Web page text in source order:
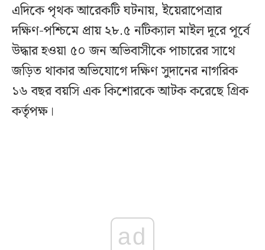
এদিকে পৃথক আরেকটি ঘটনায়, ইয়েরাপেত্রার
দক্ষিণ-পশ্চিমে প্রায় ২৮.৫ নটিক্যাল মাইল দূরে পূর্বে
উদ্ধার হওয়া ৫০ জন অভিবাসীকে পাচারের সাথে
জড়িত থাকার অভিযোগে দক্ষিণ সুদানের নাগরিক
১৬ বছর বয়সি এক কিশোরকে আটক করেছে গ্রিক
কর্তৃপক্ষ।
ad